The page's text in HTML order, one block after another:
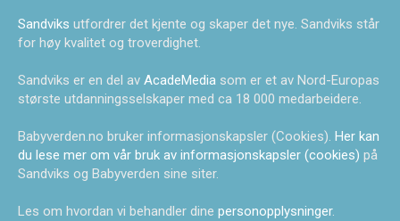
Sandviks utfordrer det kjente og skaper det nye. Sandviks står
for høy kvalitet og troverdighet.
Sandviks er en del av AcadeMedia som er et av Nord-Europas
største utdanningsselskaper med ca 18 000 medarbeidere.
Babyverden.no bruker informasjonskapsler (Cookies). Her kan
du lese mer om vår bruk av informasjonskapsler (cookies) på
Sandviks og Babyverden sine siter.
Les om hvordan vi behandler dine personopplysninger.